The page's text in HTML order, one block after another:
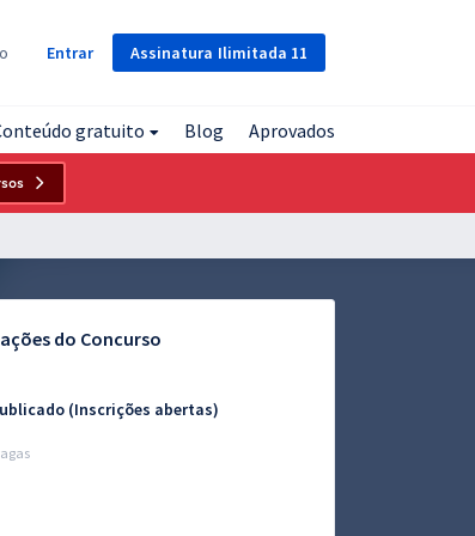
Assinatura Ilimitada 11
Entrar
gratuito Blog Aprovados
do Concurso
(Inscrições abertas)